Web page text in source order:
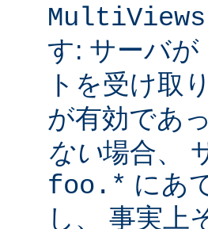
MultiViews
す: サーバが
トを受け取り
が有効であ
ない場合、
foo.* にあ
し、 事実上